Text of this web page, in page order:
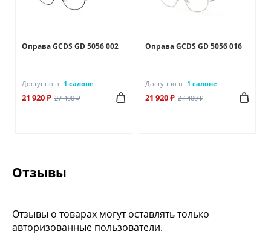
Оправа GCDS GD 5056 002
Доступно в 1 салоне
21 920 ₽ 27 400 ₽
Оправа GCDS GD 5056 016
Доступно в 1 салоне
21 920 ₽ 27 400 ₽
Отзывы
Отзывы о товарах могут оставлять только
авторизованные пользователи.